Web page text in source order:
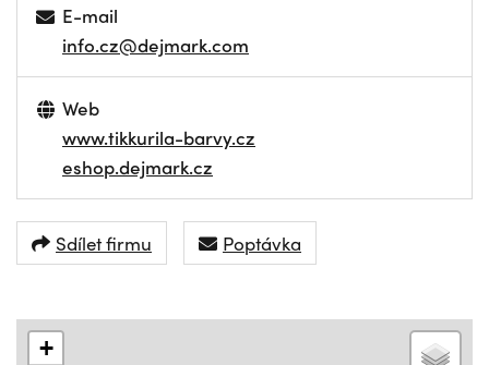
E-mail
info.cz@dejmark.com
Web
www.tikkurila-barvy.cz
eshop.dejmark.cz
Sdílet firmu Poptávka
+